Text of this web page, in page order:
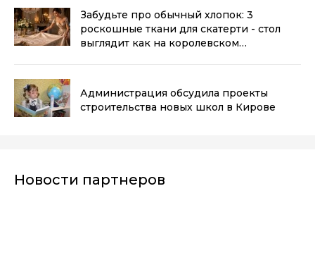
Забудьте про обычный хлопок: 3
роскошные ткани для скатерти - стол
выглядит как на королевском
Администрация обсудила проекты
строительства новых школ в Кирове
Новости партнеров